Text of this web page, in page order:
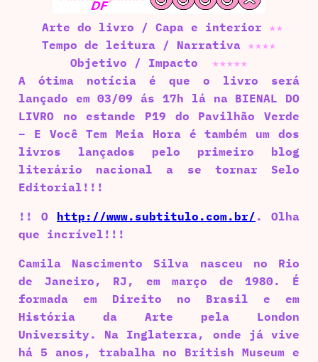
Arte do livro / Capa e interior ★★
Tempo de leitura / Narrativa ★★★★
Objetivo / Impacto ★★★★★
A ótima notícia é que o livro será
lançado em 03/09 ás 17h lá na BIENAL DO
LIVRO no estande P19 do Pavilhão Verde
– E Você Tem Meia Hora é também um dos
livros lançados pelo primeiro blog
literário nacional a se tornar Selo
Editorial!!!
!! O http://www.subtitulo.com.br/ . Olha
que incrível!!!
Camila Nascimento Silva nasceu no Rio
de Janeiro, RJ, em março de 1980. É
formada em Direito no Brasil e em
História da Arte pela London
University. Na Inglaterra, onde já vive
há 5 anos, trabalha no British Museum e